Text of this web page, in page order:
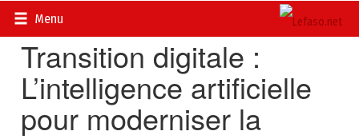
Menu
Accueil>
Transition digitale :
L’intelligence artificielle
pour moderniser la